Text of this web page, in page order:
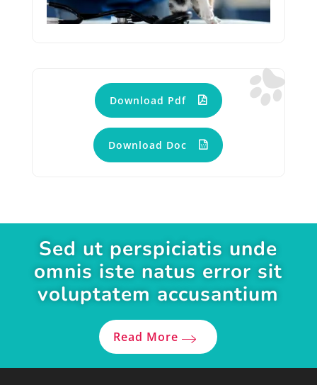
Download Pdf
Download Doc
Sed ut perspiciatis unde
omnis iste natus error sit
voluptatem accusantium
Read More